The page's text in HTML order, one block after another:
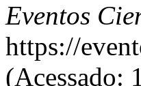
Eventos
https://
(Acessado: